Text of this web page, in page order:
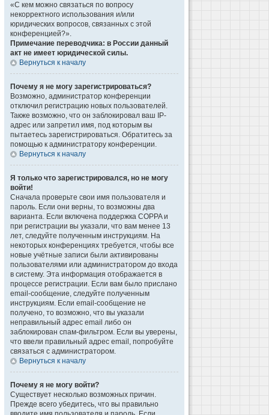
«С кем можно связаться по вопросу
некорректного использования и/или
юридических вопросов, связанных с этой
конференцией?».
Примечание переводчика: в России данный
акт не имеет юридической силы.
Вернуться к началу
Почему я не могу зарегистрироваться?
Возможно, администратор конференции
отключил регистрацию новых пользователей.
Также возможно, что он заблокировал ваш IP-
адрес или запретил имя, под которым вы
пытаетесь зарегистрироваться. Обратитесь за
помощью к администратору конференции.
Вернуться к началу
Я только что зарегистрировался, но не могу
войти!
Сначала проверьте свои имя пользователя и
пароль. Если они верны, то возможны два
варианта. Если включена поддержка COPPA и
при регистрации вы указали, что вам менее 13
лет, следуйте полученным инструкциям. На
некоторых конференциях требуется, чтобы все
новые учётные записи были активированы
пользователями или администратором до входа
в систему. Эта информация отображается в
процессе регистрации. Если вам было прислано
email-сообщение, следуйте полученным
инструкциям. Если email-сообщение не
получено, то возможно, что вы указали
неправильный адрес email либо он
заблокирован спам-фильтром. Если вы уверены,
что ввели правильный адрес email, попробуйте
связаться с администратором.
Вернуться к началу
Почему я не могу войти?
Существует несколько возможных причин.
Прежде всего убедитесь, что вы правильно